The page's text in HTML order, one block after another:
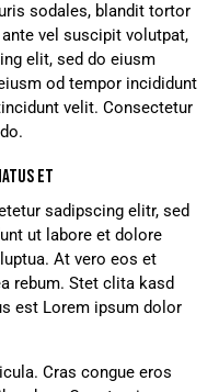
sodales, blandit tortor
vel suscipit volutpat,
elit, sed do eiusm
od tempor incididunt
velit. Consectetur
ET
sadipscing elitr, sed
ut labore et dolore
At vero eos et
rebum. Stet clita kasd
est Lorem ipsum dolor
Cras congue eros